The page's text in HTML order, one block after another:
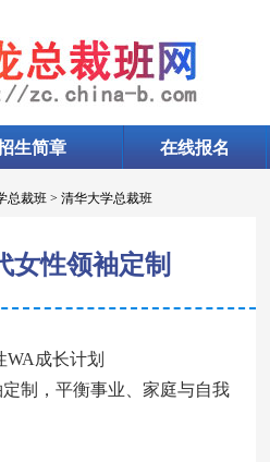
生简章 在线报名
总裁班 >清华大学总裁班
女性领袖定制
成长计划
，平衡事业、家庭与自我